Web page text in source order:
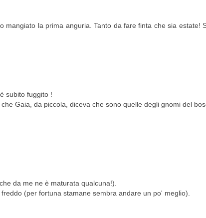
la prima anguria. Tanto da fare finta che sia estate!
subito fuggito !
Gaia, da piccola, diceva che sono quelle degli gnomi del
da me ne è maturata qualcuna!).
(per fortuna stamane sembra andare un po' meglio).